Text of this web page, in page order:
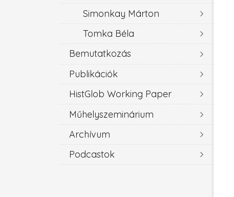
Simonkay Márton
Tomka Béla
Bemutatkozás
Publikációk
HistGlob Working Paper
Műhelyszeminárium
Archívum
Podcastok